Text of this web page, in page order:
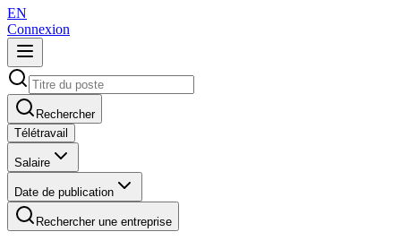
EN
Connexion
Rechercher
Télétravail
Salaire
Date de publication
Rechercher une entreprise